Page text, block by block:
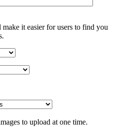
it easier for users to find you
to upload at one time.